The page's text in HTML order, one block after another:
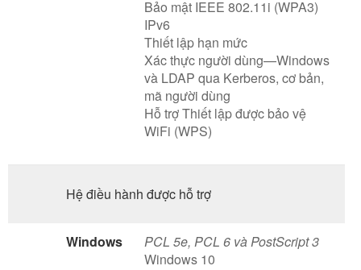
Bảo mật IEEE 802.11i (WPA3)
IPv6
Thiết lập hạn mức
Xác thực người dùng—Windows
và LDAP qua Kerberos, cơ bản,
mã người dùng
Hỗ trợ Thiết lập được bảo vệ
WiFi (WPS)
Hệ điều hành được hỗ trợ
Windows
PCL 5e, PCL 6 và PostScript 3
Windows 10